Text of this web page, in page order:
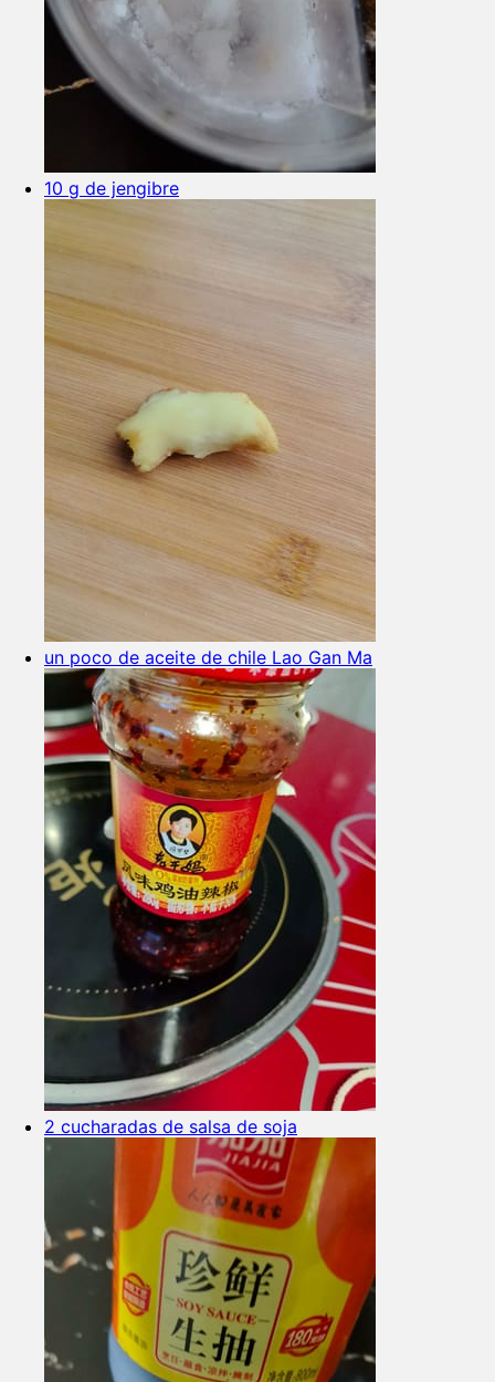
10 g de jengibre
un poco de aceite de chile Lao Gan Ma
2 cucharadas de salsa de soja